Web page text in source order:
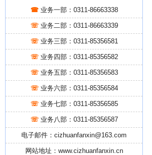
☎业务一部：0311-86663338
☏业务二部：0311-86663339
☏业务三部：0311-85356581
☏业务四部：0311-85356582
☏业务五部：0311-85356583
☏业务六部：0311-85356584
☏业务七部：0311-85356585
☏业务八部：0311-85356587
电子邮件：cizhuanfanxin@163.com
网站地址：www.cizhuanfanxin.cn